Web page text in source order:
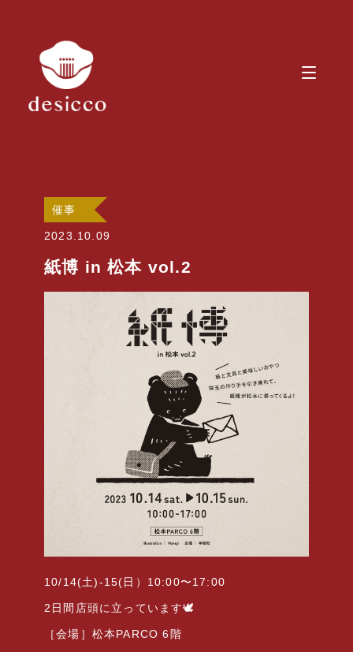
催事
2023.10.09
紙博 in 松本 vol.2
10/14(土)-15(日） 10:00〜17:00
2 日間店頭に立っています🕊
［会場］松本PARCO 6 階